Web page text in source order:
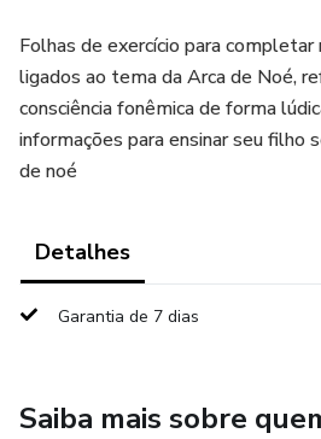
Folhas de exercício para completar
ligados ao tema da Arca de Noé,
consciência fonêmica de forma
informações para ensinar seu filho
de noé
Detalhes
Garantia de 7 dias
Saiba mais sobre